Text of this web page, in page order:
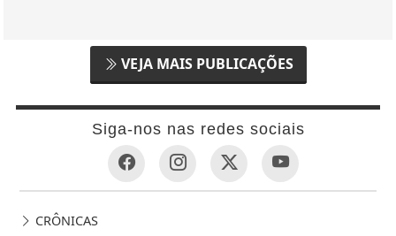
VEJA MAIS PUBLICAÇÕES
Siga-nos nas redes sociais
CRÔNICAS